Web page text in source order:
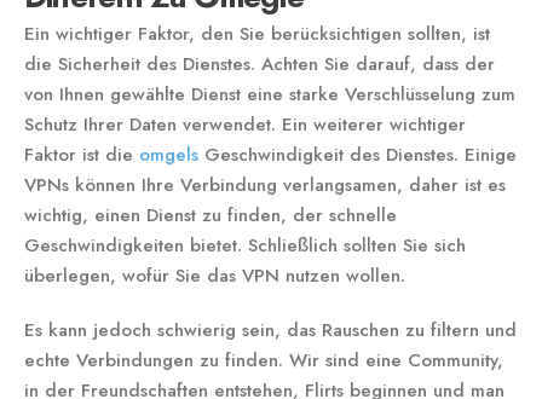
Ein wichtiger Faktor, den Sie berücksichtigen sollten, ist
die Sicherheit des Dienstes. Achten Sie darauf, dass der
von Ihnen gewählte Dienst eine starke Verschlüsselung zum
Schutz Ihrer Daten verwendet. Ein weiterer wichtiger
Faktor ist die omgels Geschwindigkeit des Dienstes. Einige
VPNs können Ihre Verbindung verlangsamen, daher ist es
wichtig, einen Dienst zu finden, der schnelle
Geschwindigkeiten bietet. Schließlich sollten Sie sich
überlegen, wofür Sie das VPN nutzen wollen.
Es kann jedoch schwierig sein, das Rauschen zu filtern und
echte Verbindungen zu finden. Wir sind eine Community,
in der Freundschaften entstehen, Flirts beginnen und man